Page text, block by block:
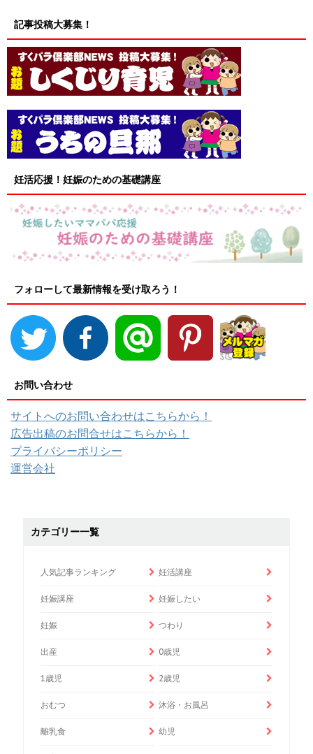
記事投稿大募集！
妊活応援！妊娠のための基礎講座
フォローして最新情報を受け取ろう！
お問い合わせ
サイトへのお問い合わせはこちらから！
広告出稿のお問合せはこちらから！
プライバシーポリシー
運営会社
カテゴリー一覧
人気記事ランキング 妊活講座
妊娠講座 妊娠したい
妊娠 つわり
出産 0歳児
1歳児 2歳児
おむつ 沐浴・お風呂
離乳食 幼児